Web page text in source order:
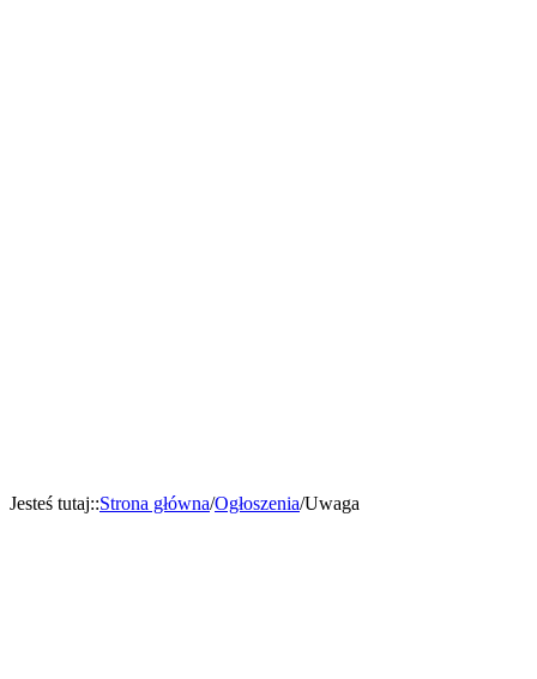
Jesteś tutaj::Strona główna/Ogłoszenia/Uwaga